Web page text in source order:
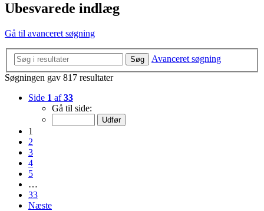
Ubesvarede indlæg
Gå til avanceret søgning
Søg
Avanceret søgning
Søgningen gav 817 resultater
Side 1 af33
Gå til side:
1
2
3
4
5
…
33
Næste